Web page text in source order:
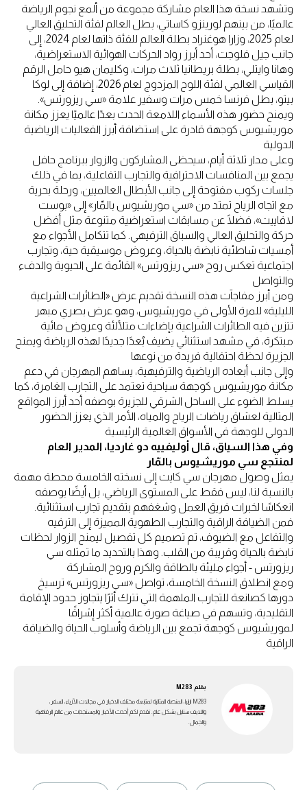
وتشهد نسخة هذا العام مشاركة مجموعة من ألمع نجوم الرياضة
عالميًا، من بينهم لورينزو كاساتي، بطل العالم لفئة التحليق العالي
لعام 2025، وزارا هوغنراد بطلة العالم للفئة ذاتها لعام 2024، إلى
جانب جيل فلوجت، أحد أبرز رواد الحركات الهوائية الاستعراضية،
وهانا وايتلي، بطلة بريطانيا ثلاث مرات، وكليمان هيو حامل الرقم
القياسي العالمي لفئة اللوح المزدوج لعام 2026، إضافة إلى لوكا
بيتو، بطل فرنسا خمس مرات وسفير علامة «سي ريزورتس».
ويمنح حضور هذه الأسماء اللامعة الحدث بعدًا عالميًا يعزز مكانة
موريشيوس كوجهة قادرة على استضافة أبرز الفعاليات الرياضية
الدولية
وعلى مدار ثلاثة أيام، سيحظى المشاركون والزوار ببرنامج حافل
يجمع بين المنافسات الاحترافية والتجارب التفاعلية، بما في ذلك
جلسات ركوب مفتوحة إلى جانب الأبطال العالميين، ورحلة بحرية
مع اتجاه الرياح تمتد من «سي موريشيوس بالمّار» إلى «بوست
لافاييت»، فضلًا عن مسابقات استعراضية متنوعة مثل أفضل
حركة والتحليق العالي والسباق الترفيهي. كما تتكامل الأجواء مع
أمسيات شاطئية نابضة بالحياة، وعروض موسيقية حية، وتجارب
اجتماعية تعكس روح «سي ريزورتس» القائمة على الحيوية والدفء
والتواصل
ومن أبرز مفاجآت هذه النسخة تقديم عرض «الطائرات الشراعية
الليلية» للمرة الأولى في موريشيوس، وهو عرض بصري مبهر
تتزين فيه الطائرات الشراعية بإضاءات متلألئة وعروض مائية
مبتكرة، في مشهد استثنائي يضيف بُعدًا جديدًا لهذه الرياضة ويمنح
الجزيرة لحظة احتفالية فريدة من نوعها
وإلى جانب أبعاده الرياضية والترفيهية، يساهم المهرجان في دعم
مكانة موريشيوس كوجهة سياحية تعتمد على التجارب الغامرة، كما
يسلط الضوء على الساحل الشرقي للجزيرة بوصفه أحد أبرز المواقع
المثالية لعشاق رياضات الرياح والمياه، الأمر الذي يعزز الحضور
الدولي للوجهة في الأسواق العالمية الرئيسية
وفي هذا السياق، قال أوليفييه دو غارديا، المدير العام
لمنتجع سي موريشيوس بالمّار
يمثل وصول مهرجان سي كايت إلى نسخته الخامسة محطة مهمة
بالنسبة لنا، ليس فقط على المستوى الرياضي، بل أيضًا بوصفه
انعكاسًا لخبرات فريق العمل وشغفهم بتقديم تجارب استثنائية.
فمن الضيافة الراقية والتجارب الطهوية المميزة إلى الترفيه
والتفاعل مع الضيوف، تم تصميم كل تفصيل ليمنح الزوار لحظات
نابضة بالحياة وقريبة من القلب. وهذا بالتحديد ما تمثله سي
ريزورتس - أجواء مليئة بالطاقة والكرم وروح المشاركة
ومع انطلاق النسخة الخامسة، تواصل «سي ريزورتس» ترسيخ
دورها كصانعة للتجارب الملهمة التي تترك أثرًا يتجاوز حدود الإقامة
التقليدية، وتسهم في صياغة صورة عالمية أكثر إشراقًا
لموريشيوس كوجهة تجمع بين الرياضة وأسلوب الحياة والضيافة
الراقية
بقلم M283
M283 ارابيا، المنصة المثالية لمتابعة مختلف الاخبار في مجالات الأزياء، السفر،
واللايف ستايل بشكل عام. تقدم لكم أحدث الأخبار والمستجدات من عالم الرفاهية
والجمال.